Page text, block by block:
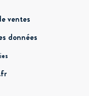
ventes
données